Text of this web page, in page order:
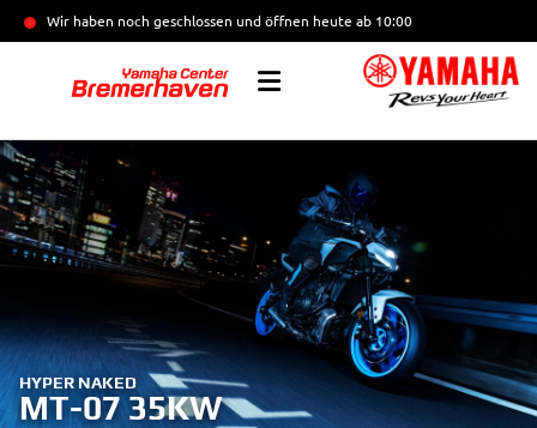
Wir haben noch geschlossen und öffnen heute ab 10:00
HYPER NAKED
MT-07 35KW